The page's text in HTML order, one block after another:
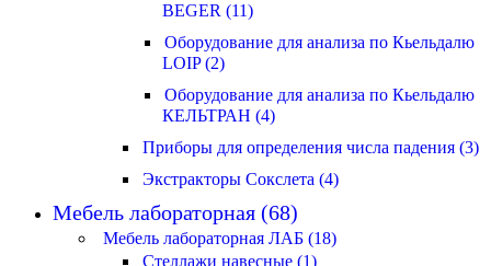
BEGER (11)
Оборудование для анализа по Кьельдалю
LOIP (2)
Оборудование для анализа по Кьельдалю
КЕЛЬТРАН (4)
Приборы для определения числа падения (3)
Экстракторы Сокслета (4)
Мебель лабораторная (68)
Мебель лабораторная ЛАБ (18)
Стеллажи навесные (1)